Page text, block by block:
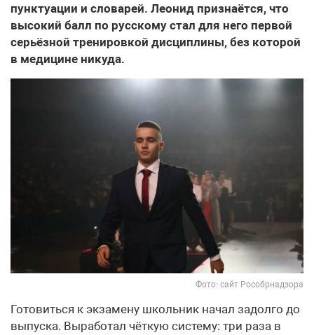
пунктуации и словарей. Леонид признаётся, что
высокий балл по русскому стал для него первой
серьёзной тренировкой дисциплины, без которой
в медицине никуда.
Фото: сайт Рособрнадзора
Готовиться к экзамену школьник начал задолго до
выпуска. Выработал чёткую систему: три раза в